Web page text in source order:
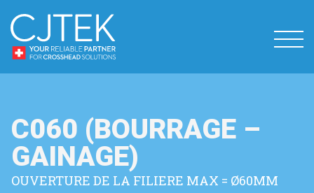
C060 (BOURRAGE –
GAINAGE)
OUVERTURE DE LA FILIERE MAX = Ø60MM